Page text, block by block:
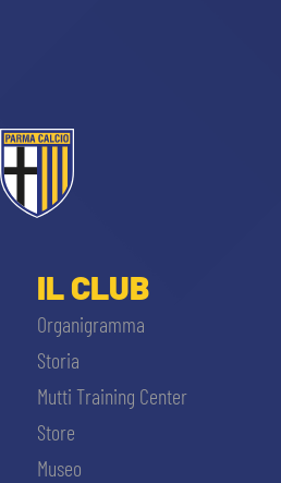
IL CLUB
Organigramma
Storia
Mutti Training Center
Store
Museo